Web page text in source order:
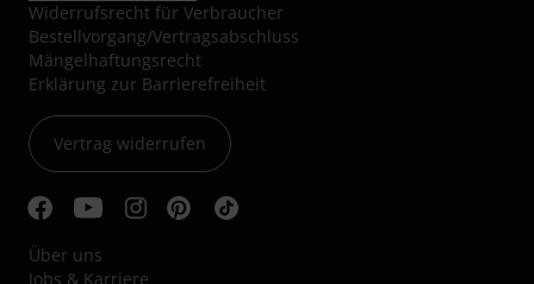
Widerrufsrecht für Verbraucher
Bestellvorgang/Vertragsabschluss
Mängelhaftungsrecht
Erklärung zur Barrierefreiheit
Vertrag widerrufen
Über uns
Jobs & Karriere